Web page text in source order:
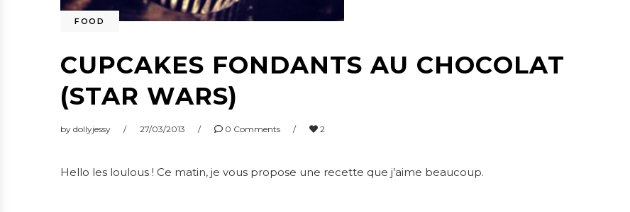
FOOD
CUPCAKES FONDANTS AU CHOCOLAT
(STAR WARS)
by dollyjessy 27/03/2013 0 Comments 2
Hello les loulous ! Ce matin, je vous propose une recette que j’aime beaucoup.